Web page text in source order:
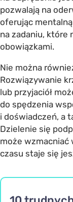
pozwalają na
oferując
na zadaniu, które
obowiązkami.
Nie można
Rozwiązywanie
lub przyjaciół
do spędzenia
i doświadczeń, a
Dzielenie się
może wzmacniać
czasu staje się